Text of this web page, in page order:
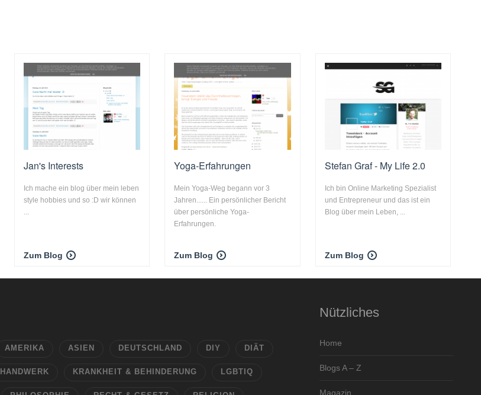
Jan's Interests
Ich mache ein blog über mein leben
style hobbies und so :D wir können
...
Zum Blog
Yoga-Erfahrungen
Mein Yoga-Weg begann vor 3
Jahren...... Ein persönlicher Bericht
über persönliche Yoga-
Erfahrungen.
Zum Blog
Stefan Graf - My Life 2.0
Ich bin Online Marketing Spezialist
und Entrepreneur und das ist ein
Blog über mein Leben, ...
Zum Blog
AMERIKA ASIEN DEUTSCHLAND DIY DIÄT
HANDWERK KRANKHEIT & BEHINDERUNG LGBTIQ
Nützliches
Home
Blogs A – Z
Magazin